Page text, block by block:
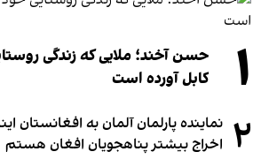
۱
حسن آخند؛ ملایی که زندگی
کابل آورده است
۲ نماینده پارلمان آلمان به افغانستان
اخراج بیشتر پناهجویان افغان هستم